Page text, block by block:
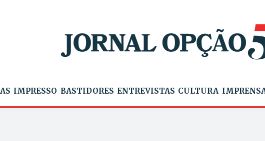
IMPRESSO BASTIDORES ENTREVISTAS CULTURA